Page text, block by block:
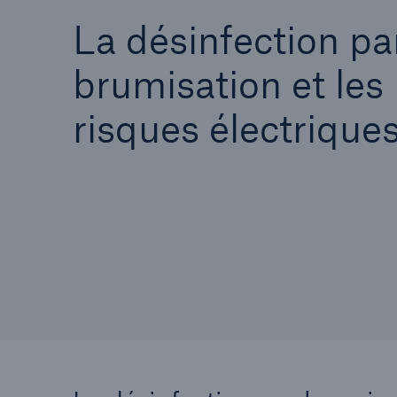
La désinfection
brumisation et les
risques